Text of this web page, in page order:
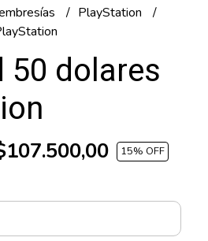
PlayStation
dolares
15% OFF